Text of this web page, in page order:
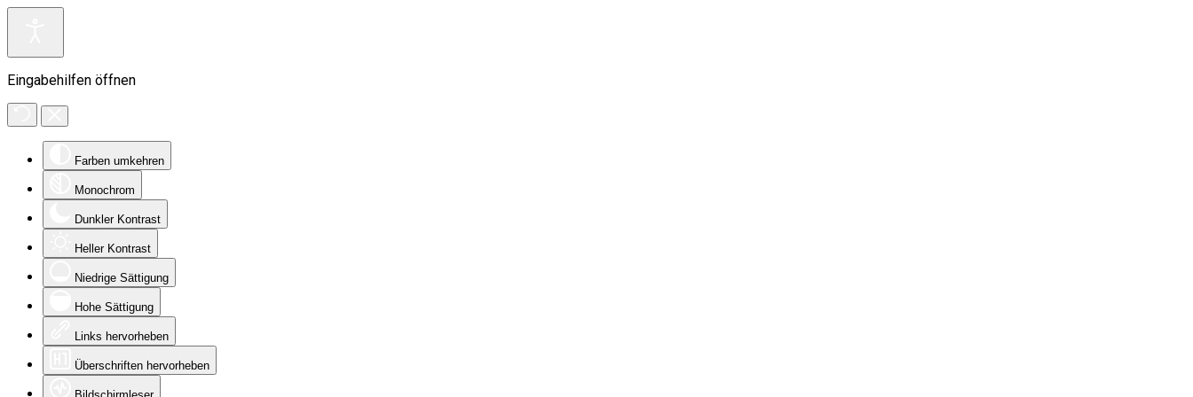
Eingabehilfen öffnen
Farben umkehren
Monochrom
Dunkler Kontrast
Heller Kontrast
Niedrige Sättigung
Hohe Sättigung
Links hervorheben
Überschriften hervorheben